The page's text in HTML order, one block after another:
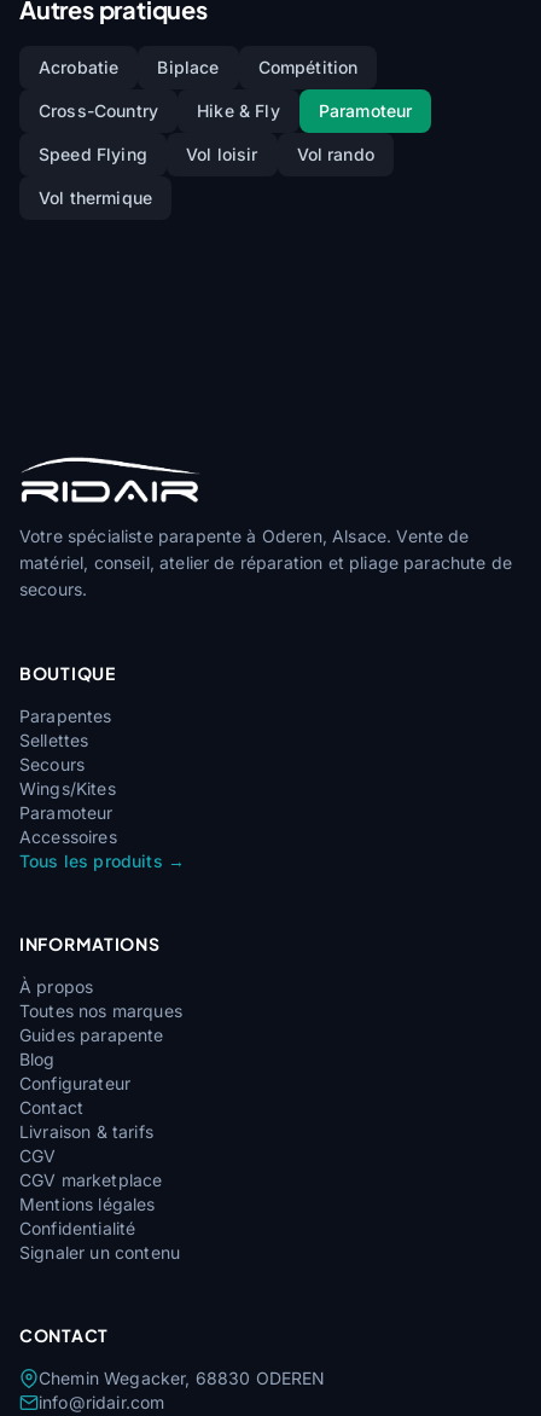
Autres pratiques
Acrobatie Biplace Compétition
Cross-Country Hike & Fly Paramoteur
Speed Flying Vol loisir Vol rando
Vol thermique
Votre spécialiste parapente à Oderen, Alsace. Vente de
matériel, conseil, atelier de réparation et pliage parachute de
secours.
BOUTIQUE
Parapentes
Sellettes
Secours
Wings/Kites
Paramoteur
Accessoires
Tous les produits →
INFORMATIONS
À propos
Toutes nos marques
Guides parapente
Blog
Configurateur
Contact
Livraison & tarifs
CGV
CGV marketplace
Mentions légales
Confidentialité
Signaler un contenu
CONTACT
Chemin Wegacker, 68830 ODEREN
info@ridair.com